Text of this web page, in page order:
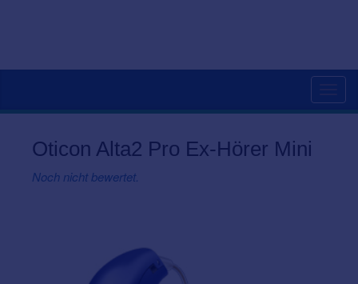
Oticon Alta2 Pro Ex-Hörer Mini
Noch nicht bewertet.